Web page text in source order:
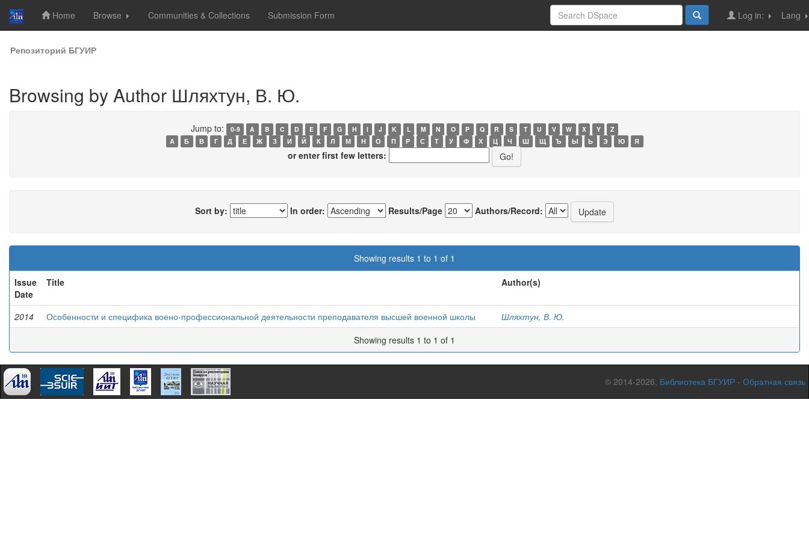
Skip
navigation
Home Browse Communities & Collections Submission Form Lang
Log in:
Репозиторий БГУИР
Browsing by Author Шляхтун, В. Ю.
Jump to: 0-9 A B C D E F G H I J K L M N O P Q R S T U V W X Y
Z
А
Б В Г Д Е Ж З И Й К Л М Н О П Р С Т У Ф Х Ц Ч Ш Щ Ъ Ы Ь Э Ю Я
or enter first few letters:
Sort by: In order: Results/Page Authors/Record:
Showing results 1 to 1 of 1
Issue
Date
Title Author(s)
2014 Особенности и специфика воено-профессиональной деятельности преподавателя высшей военной школы
Шляхтун, В. Ю.
Showing results 1 to 1 of 1
© 2014-2026, Библиотека БГУИР - Обратная связь